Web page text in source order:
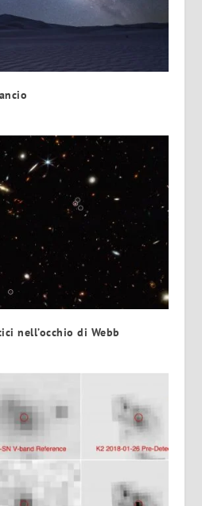
nell’occhio di Webb